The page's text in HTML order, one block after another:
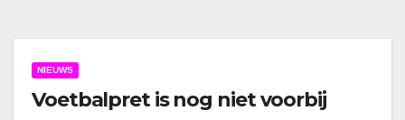
NIEUWS
Voetbalpret is nog niet voorbij